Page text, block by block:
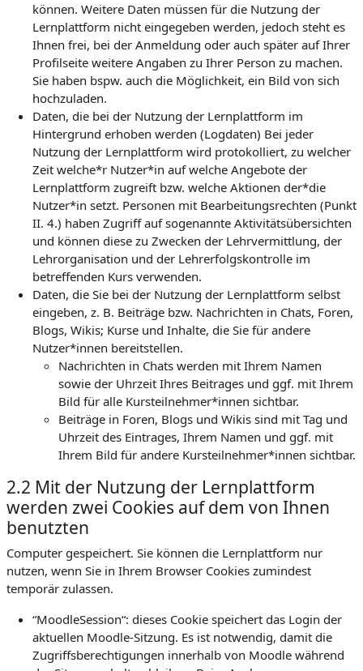
können. Weitere Daten müssen für die Nutzung der
Lernplattform nicht eingegeben werden, jedoch steht es
Ihnen frei, bei der Anmeldung oder auch später auf Ihrer
Profilseite weitere Angaben zu Ihrer Person zu machen.
Sie haben bspw. auch die Möglichkeit, ein Bild von sich
hochzuladen.
Daten, die bei der Nutzung der Lernplattform im
Hintergrund erhoben werden (Logdaten) Bei jeder
Nutzung der Lernplattform wird protokolliert, zu welcher
Zeit welche*r Nutzer*in auf welche Angebote der
Lernplattform zugreift bzw. welche Aktionen der*die
Nutzer*in setzt. Personen mit Bearbeitungsrechten (Punkt
II. 4.) haben Zugriff auf sogenannte Aktivitätsübersichten
und können diese zu Zwecken der Lehrvermittlung, der
Lehrorganisation und der Lehrerfolgskontrolle im
betreffenden Kurs verwenden.
Daten, die Sie bei der Nutzung der Lernplattform selbst
eingeben, z. B. Beiträge bzw. Nachrichten in Chats, Foren,
Blogs, Wikis; Kurse und Inhalte, die Sie für andere
Nutzer*innen bereitstellen.
Nachrichten in Chats werden mit Ihrem Namen
sowie der Uhrzeit Ihres Beitrages und ggf. mit Ihrem
Bild für alle Kursteilnehmer*innen sichtbar.
Beiträge in Foren, Blogs und Wikis sind mit Tag und
Uhrzeit des Eintrages, Ihrem Namen und ggf. mit
Ihrem Bild für andere Kursteilnehmer*innen sichtbar.
2.2 Mit der Nutzung der Lernplattform
werden zwei Cookies auf dem von Ihnen
benutzten
Computer gespeichert. Sie können die Lernplattform nur
nutzen, wenn Sie in Ihrem Browser Cookies zumindest
temporär zulassen.
“MoodleSession“: dieses Cookie speichert das Login der
aktuellen Moodle-Sitzung. Es ist notwendig, damit die
Zugriffsberechtigungen innerhalb von Moodle während